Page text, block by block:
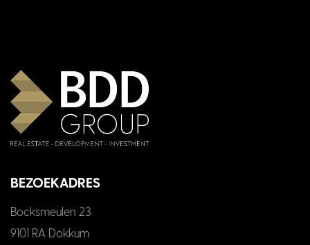
BEZOEKADRES
Bocksmeulen 23
9101 RA Dokkum